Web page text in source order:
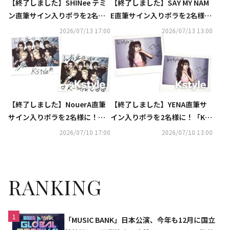
【終了しました】SHINee テミ
ン直筆サイン入りポラを2名様
に！「Kstyle PARTY 2026」DA
Y1出演
2026/07/13 17:00
【終了しました】SAY MY NAM
E直筆サイン入りポラを2名様
に！「Kstyle PARTY 2026」DA
Y1出演
2026/07/13 13:00
【終了しました】NouerA直筆
サイン入りポラを2名様に！「K
style PARTY 2026」DAY1出演
2026/07/10 17:00
【終了しました】YENA直筆サ
イン入りポラを2名様に！「Kst
yle PARTY 2026」DAY2出演
2026/07/10 13:00
RANKING
1
「MUSIC BANK」日本公演、今年も12月に国立